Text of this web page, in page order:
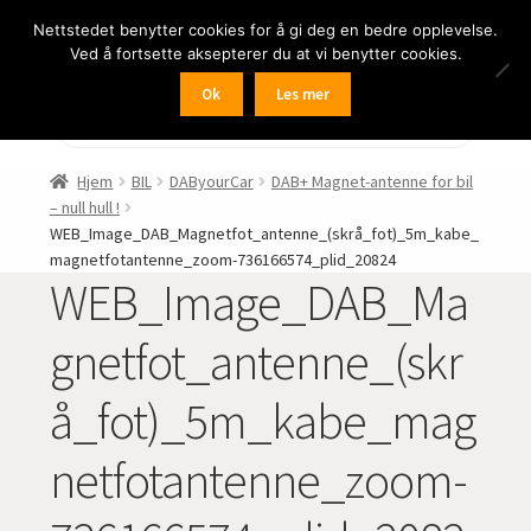
Hopp
Hopp
Meny
FRITID
ut
HJEM – HOME
Fold
NÆRING
Fold
ut
LYD
Fold
ut
KAMERA
Fold
ut
LED-butikken
Fold
Hjem BIL DAByourCar
DAB+ Magnet-antenne for bil
– null hull !
WEB_Image_DAB_Magnetfot_antenne_(skrå_fot)_5m_kabe_
magnetfotantenne_zoom-736166574_plid_20824
WEB_Image_DAB_Ma
gnetfot_antenne_(skr
å_fot)_5m_kabe_mag
netfotantenne_zoom-
Nettstedet benytter cookies for å gi deg en bedre opplevelse.
Ved å fortsette aksepterer du at vi benytter cookies.
Ok Les mer